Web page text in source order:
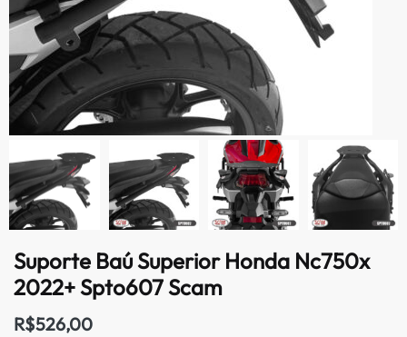
Suporte Baú Superior Honda Nc750x
2022+ Spto607 Scam
R$526,00